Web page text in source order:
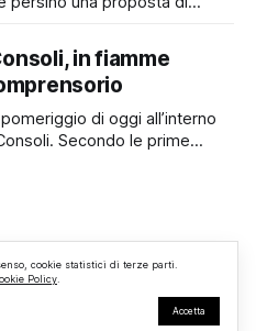
un evento che ha
richiamando
tutto il Lazio e dalle regioni
in fiamme
di oggi all’interno
Secondo le prime
Sul posto sono intervenuti
cookie statistici di terze parti.
Policy
Accetta